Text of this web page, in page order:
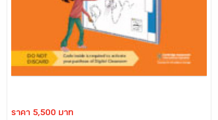
ราคา 5,500 บาท